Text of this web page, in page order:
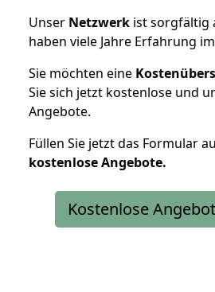
Unser Netzwerk ist sorgfältig
haben viele Jahre Erfahrung
Sie möchten eine
Sie sich jetzt kostenlose und
Angebote.
Füllen Sie jetzt das Formular
kostenloseAngebote.
Kostenlose